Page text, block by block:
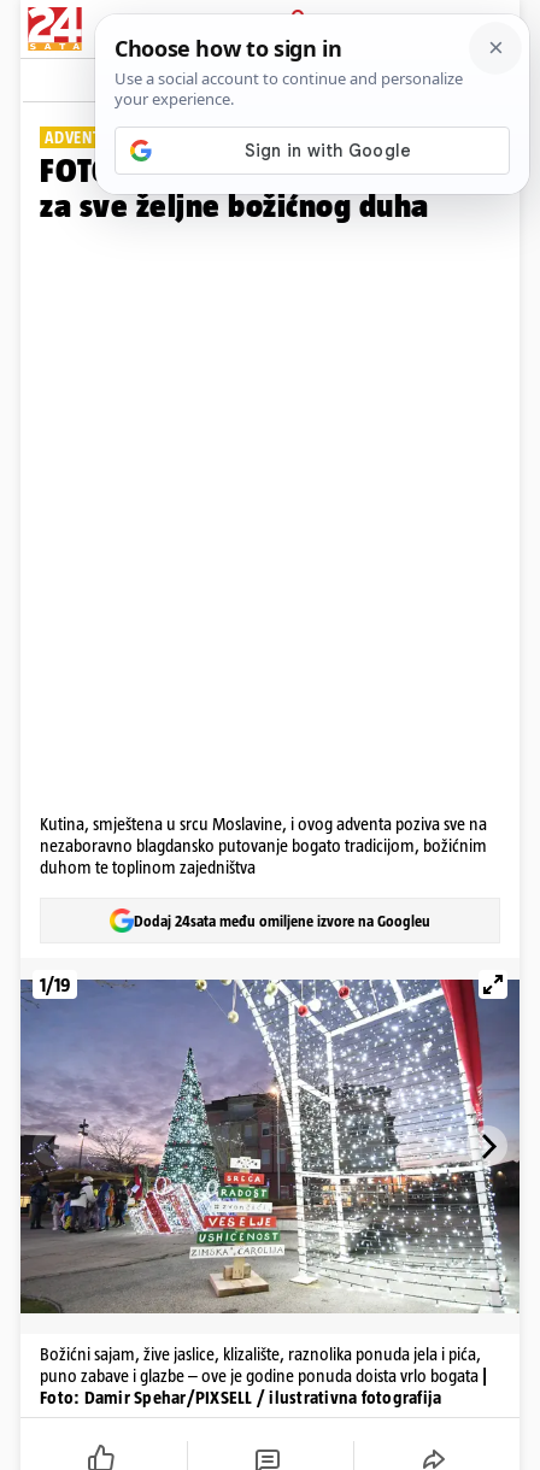
PRIJAVA
Galerija Komentari
ADVENT U KUTINI
FOTO Kutina nudi sjajnu kulisu
za sve željne božićnog duha
Kutina, smještena u srcu Moslavine, i ovog adventa poziva sve na
nezaboravno blagdansko putovanje bogato tradicijom, božićnim
duhom te toplinom zajedništva
Dodaj 24sata među omiljene izvore na Googleu
1/19
Božićni sajam, žive jaslice, klizalište, raznolika ponuda jela i pića,
puno zabave i glazbe – ove je godine ponuda doista vrlo bogata
Foto: Damir Spehar/PIXSELL / ilustrativna fotografija